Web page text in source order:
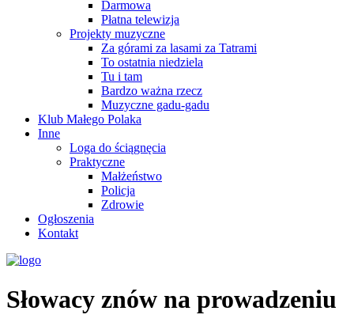
Darmowa
Płatna telewizja
Projekty muzyczne
Za górami za lasami za Tatrami
To ostatnia niedziela
Tu i tam
Bardzo ważna rzecz
Muzyczne gadu-gadu
Klub Małego Polaka
Inne
Loga do ściągnęcia
Praktyczne
Małżeństwo
Policja
Zdrowie
Ogłoszenia
Kontakt
Słowacy znów na prowadzeniu